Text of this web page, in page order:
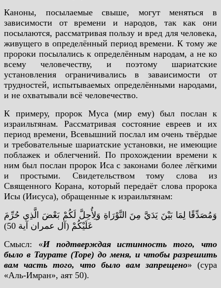
Каноны, посылаемые свыше, могут меняться в
зависимости от времени и народов, так как они
посылаются, рассматривая пользу и вред для человека,
живущего в определённый период времени. К тому же
пророки посылались к определённым народам, а не ко
всему человечеству, и поэтому шариатские
установления ограничивались в заваисимости от
трудностей, испытываемых определёнными народами,
и не охватывали всё человечество.
К примеру, пророк Муса (мир ему) был послан к
израильтянам. Рассматривая состояние евреев и их
период времени, Всевышний послал им очень твёрдые
и требовательные шариатские установки, не имеющие
поблажек и облегчений. По прохождении времени к
ним был послан пророк Иса с законами более лёгкими
и простыми. Свидетельством тому слова из
Священного Корана, который передаёт слова пророка
Исы (Иисуса), обращенные к израильтянам:
وَمُصَدِّقًا لِمَا بَيْنَ يَدَيَّ مِنَ التَّوْرَاةِ وَلِأُحِلَّ لَكُمْ بَعْضَ الَّذِي حُرِّمَ
عَلَيْكُمْ (آل عمران آية 50)
Смысл: «И подтверждая истинность того, что
было в Таурате (Торе) до меня, и чтобы разрешить
вам часть того, что было вам запрещено» (сура
«Аль-Имран», аят 50).